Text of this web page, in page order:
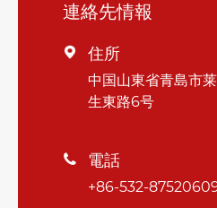
連絡先情報
 住所
中国山東省青島市
生東路6号
 電話
+86-532-